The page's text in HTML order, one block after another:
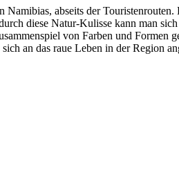
abseits der
diese Natur-Kulisse kann man
von Farben und
an das raue Leben in der Region